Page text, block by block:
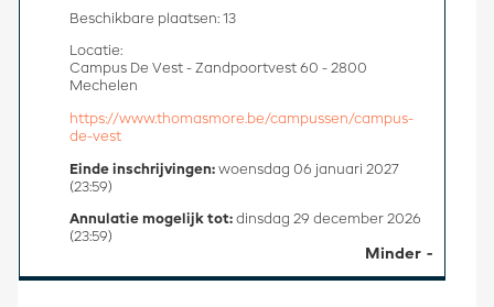
Minder
Beschikbare plaatsen: 13
Locatie:
Campus De Vest - Zandpoortvest 60 - 2800
Mechelen
https://www.thomasmore.be/campussen/campus-
de-vest
Einde inschrijvingen: woensdag 06 januari 2027
(23:59)
Annulatie mogelijk tot: dinsdag 29 december 2026
(23:59)